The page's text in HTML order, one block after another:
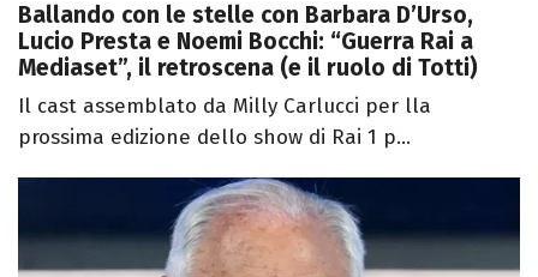
Ballando con le stelle con Barbara D’Urso,
Lucio Presta e Noemi Bocchi: “Guerra Rai a
Mediaset”, il retroscena (e il ruolo di Totti)
Il cast assemblato da Milly Carlucci per lla
prossima edizione dello show di Rai 1 p...